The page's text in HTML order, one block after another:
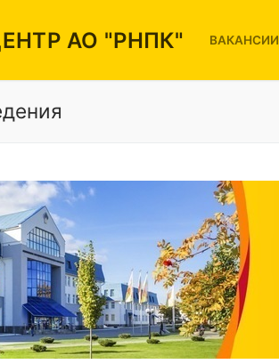
АО "РНПК" ВАКАНСИИ
Вакансии
Режим работы
Контакты